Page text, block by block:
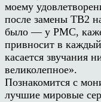
моему
после замены TB2
было — у PMC,
привносит в
касается звучания
великолепное».
Познакомится с
лучшие мировые